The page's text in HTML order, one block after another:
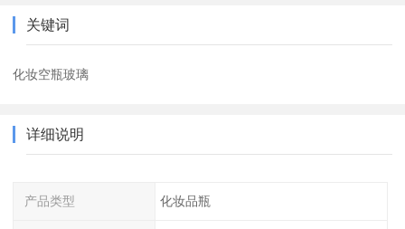
关键词
化妆空瓶玻璃
详细说明
产品类型 化妆品瓶